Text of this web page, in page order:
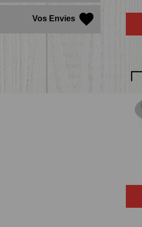
Vos Envies